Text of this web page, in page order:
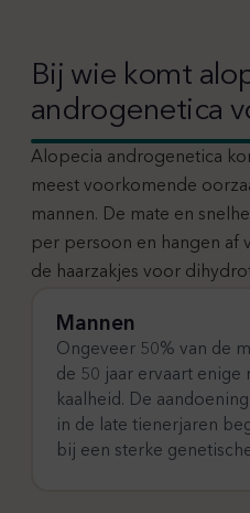
Bij wie komt
androgenetica
Alopecia androgenetica
meest voorkomende
mannen. De mate en
per persoon en hangen af
de haarzakjes voor
Mannen
Ongeveer 50% van de
de 50 jaar ervaart enige
kaalheid. De
in de late tienerjaren
bij een sterke